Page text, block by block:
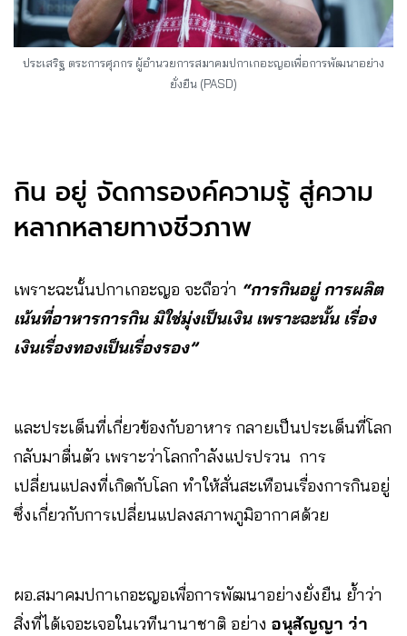
ประเสริฐ ตระการศุภกร ผู้อำนวยการสมาคมปกาเกอะญอเพื่อการพัฒนาอย่าง
ยั่งยืน (PASD)
กิน อยู่ จัดการองค์ความรู้ สู่ความ
หลากหลายทางชีวภาพ
เพราะฉะนั้นปกาเกอะญอ จะถือว่า “การกินอยู่ การผลิต
เน้นที่อาหารการกิน มิใช่มุ่งเป็นเงิน เพราะฉะนั้น เรื่อง
เงินเรื่องทองเป็นเรื่องรอง”
และประเด็นที่เกี่ยวข้องกับอาหาร กลายเป็นประเด็นที่โลก
กลับมาตื่นตัว เพราะว่าโลกกำลังแปรปรวน การ
เปลี่ยนแปลงที่เกิดกับโลก ทำให้สั่นสะเทือนเรื่องการกินอยู่
ซึ่งเกี่ยวกับการเปลี่ยนแปลงสภาพภูมิอากาศด้วย
ผอ.สมาคมปกาเกอะญอเพื่อการพัฒนาอย่างยั่งยืน ย้ำว่า
สิ่งที่ได้เจอะเจอในเวทีนานาชาติ อย่าง อนุสัญญา ว่า